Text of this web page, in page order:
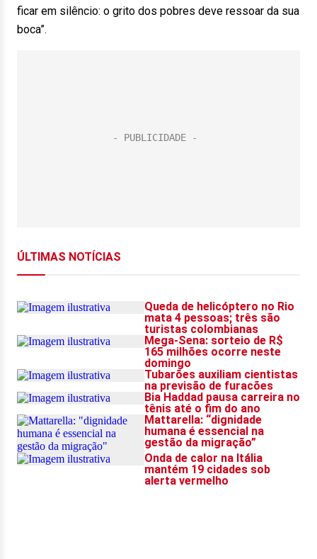
ficar em silêncio: o grito dos pobres deve ressoar da sua
boca”.